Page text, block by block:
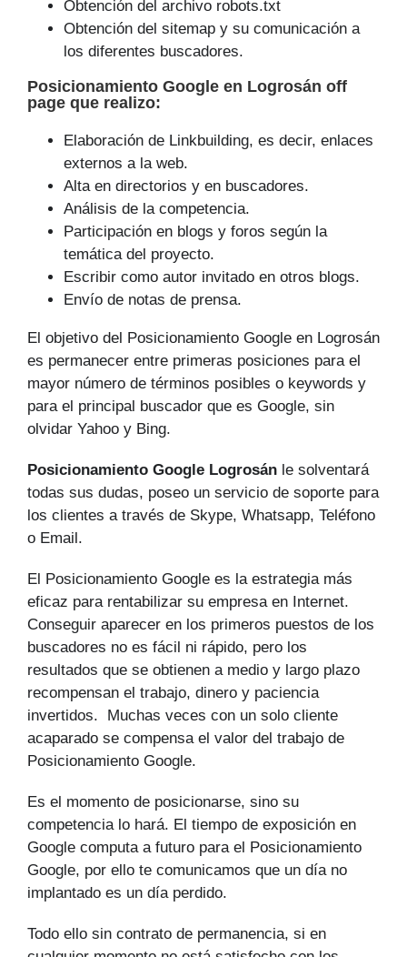
Obtención del archivo robots.txt
Obtención del sitemap y su comunicación a
los diferentes buscadores.
Posicionamiento Google en Logrosán off
page que realizo:
Elaboración de Linkbuilding, es decir, enlaces
externos a la web.
Alta en directorios y en buscadores.
Análisis de la competencia.
Participación en blogs y foros según la
temática del proyecto.
Escribir como autor invitado en otros blogs.
Envío de notas de prensa.
El objetivo del Posicionamiento Google en Logrosán
es permanecer entre primeras posiciones para el
mayor número de tér­minos posibles o keywords y
para el principal buscador que es Google, sin
olvidar Yahoo y Bing.
Posicionamiento Google Logrosán le solventará
todas sus dudas, poseo un servicio de soporte para
los clientes a través de Skype, Whatsapp, Teléfono
o Email.
El Posicionamiento Google es la estrategia más
eficaz para rentabilizar su empresa en Internet.
Conseguir aparecer en los primeros puestos de los
buscadores no es fácil ni rápido, pero los
resultados que se obtienen a medio y largo plazo
recompensan el trabajo, dinero y paciencia
invertidos. Muchas veces con un solo cliente
acaparado se compensa el valor del trabajo de
Posicionamiento Google.
Es el momento de posicionarse, sino su
competencia lo hará. El tiempo de exposición en
Google computa a futuro para el Posicionamiento
Google, por ello te comunicamos que un día no
implantado es un día perdido.
Todo ello sin contrato de permanencia, si en